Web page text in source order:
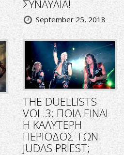
ΣΥΝΑΥΛΙΑ!
September 25, 2018
THE DUELLISTS
VOL.3: ΠΟΙΑ ΕΙΝΑΙ
Η ΚΑΛΥΤΕΡΗ
ΠΕΡΙΟΔΟΣ ΤΩΝ
JUDAS PRIEST;